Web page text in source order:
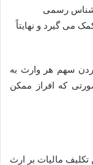
رسمی
می گیرد و نهایتاً
سهم هر وارث به
که افراز ممکن
مالیات بر ارث